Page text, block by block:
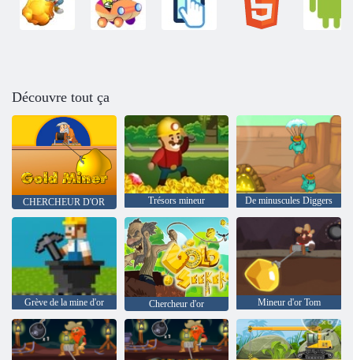
Découvre tout ça
CHERCHEUR D'OR Trésors mineur De minuscules Diggers
Grève de la mine d'or Chercheur d'or Mineur d'or Tom